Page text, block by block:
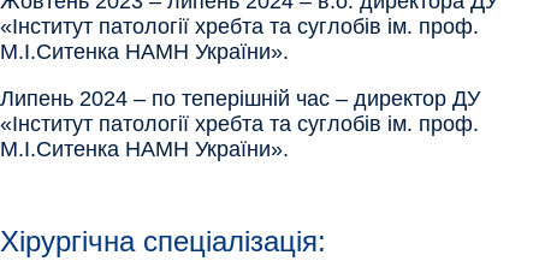
«Інститут патології хребта та суглобів ім. проф.
М.І.Ситенка НАМН України».
Липень 2024 – по теперішній час – директор ДУ
«Інститут патології хребта та суглобів ім. проф.
М.І.Ситенка НАМН України».
Хірургічна спеціалізація: